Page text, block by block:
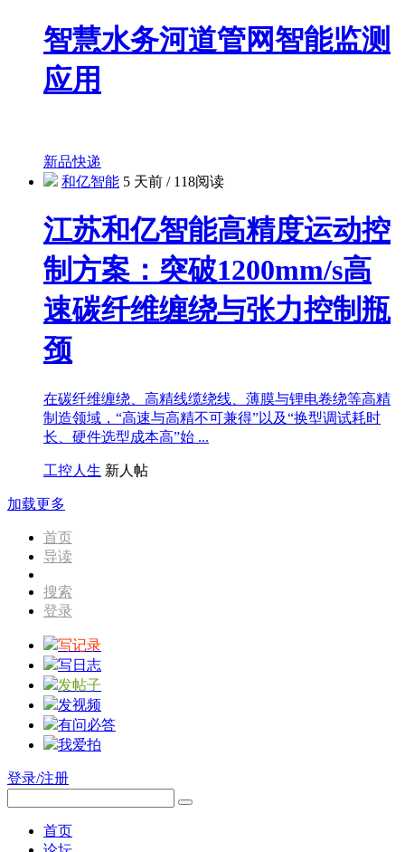
智慧水务河道管网智能监测
应用
新品快递
和亿智能 5 天前 /118阅读
江苏和亿智能高精度运动控
制方案：突破1200mm/s高
速碳纤维缠绕与张力控制瓶
颈
在碳纤维缠绕、高精线缆绕线、薄膜与锂电卷绕等高精
制造领域，“高速与高精不可兼得”以及“换型调试耗时
长、硬件选型成本高”始 ...
工控人生 新人帖
加载更多
首页
导读
搜索
登录
写记录
写日志
发帖子
发视频
有问必答
我爱拍
登录/注册
首页